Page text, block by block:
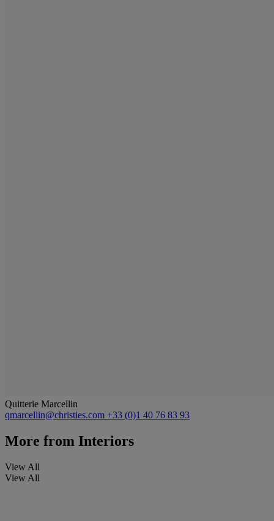
Quitterie Marcellin
qmarcellin@christies.com +33 (0)1 40 76 83 93
More from Interiors
View All
View All